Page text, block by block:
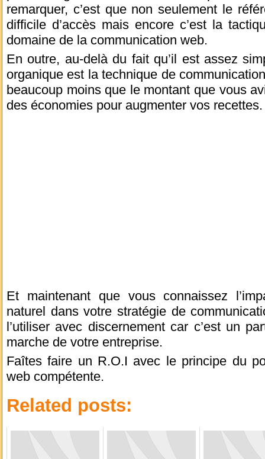
remarquer, c’est que non seulement le
difficile d’accès mais encore c’est la
domaine de la communication web.
En outre, au-delà du fait qu’il est assez
organique est la technique de
beaucoup moins que le montant que vous
des économies pour augmenter vos recettes.
Et maintenant que vous connaissez
naturel dans votre stratégie de
l’utiliser avec discernement car c’est un
marche de votre entreprise.
Faîtes faire un R.O.I avec le principe du
web compétente.
Related posts: